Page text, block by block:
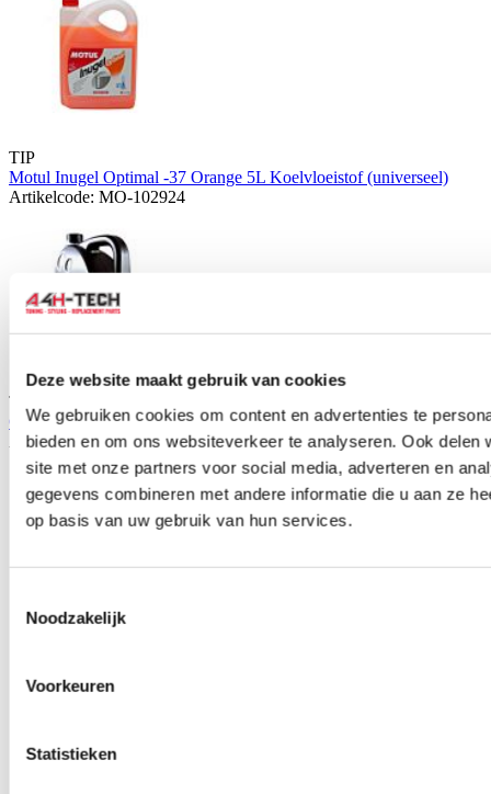
Deze website maakt gebruik van cookies
We gebruiken cookies om content en advertenties te
bieden en om ons websiteverkeer te analyseren. Ook
site met onze partners voor social media, adverteren en
gegevens combineren met andere informatie die u aan ze
op basis van uw gebruik van hun services.
Noodzakelijk
Voorkeuren
Statistieken
TIP
Motul Inugel Optimal -37 Orange 5L Koelvloeistof (universeel)
Artikelcode: MO-102924
TIP
OEM Honda Type 2 50/50 Koelvloeistof 5 liter (universeel)
Artikelcode: 08CLA-G02-6L0-0.25